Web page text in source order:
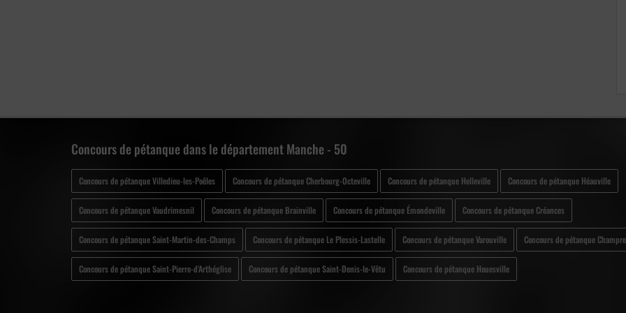
Concours de pétanque dans le département Manche - 50
Concours de pétanque Villedieu-les-Poêles Concours de pétanque Cherbourg-Octeville Concours de pétanque Helleville Concours de pétanque Héauville
Concours de pétanque Vaudrimesnil Concours de pétanque Brainville Concours de pétanque Émondeville Concours de pétanque Créances
Concours de pétanque Saint-Martin-des-Champs Concours de pétanque Le Plessis-Lastelle Concours de pétanque Varouville Concours de pétanque
Concours de pétanque Saint-Pierre-d'Arthéglise Concours de pétanque Saint-Denis-le-Vêtu Concours de pétanque Houesville